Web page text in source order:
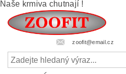
Naše krmiva chutnají !
zoofit@email.cz